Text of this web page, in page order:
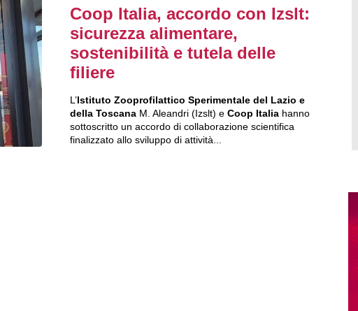
Coop Italia, accordo con Izslt:
sicurezza alimentare,
sostenibilità e tutela delle
filiere
L’Istituto Zooprofilattico Sperimentale del Lazio e
della Toscana M. Aleandri (Izslt) e Coop Italiahanno
sottoscritto un accordo di collaborazione scientifica
finalizzato allo sviluppo di attività...